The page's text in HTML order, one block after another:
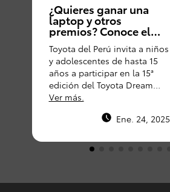
¿Quieres ganar una
laptop y otros
premios? Conoce el
concurso de dibujo
que promueve Toyota
del Perú
Toyota del Perú invita a niños
y adolescentes de hasta 15
años a participar en la 15ª
edición del Toyota Dream
Car, un concurso que premia
sobre el futuro de la
Ver más.
Ene. 24, 2025